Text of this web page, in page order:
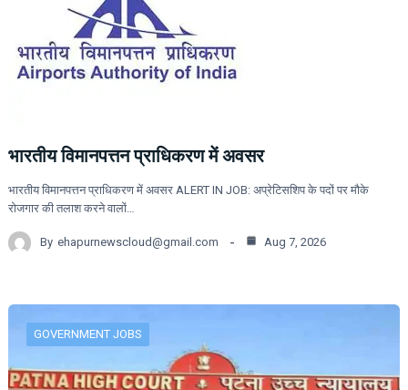
भारतीय विमानपत्तन प्राधिकरण में अवसर
भारतीय विमानपत्तन प्राधिकरण में अवसर ALERT IN JOB: अप्रेटिसशिप के पदों पर मौके
रोजगार की तलाश करने वालों…
By ehapurnewscloud@gmail.com Aug 7, 2026
GOVERNMENT JOBS